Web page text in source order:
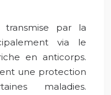
transmise par la
via le
en anticorps.
une protection
maladies.